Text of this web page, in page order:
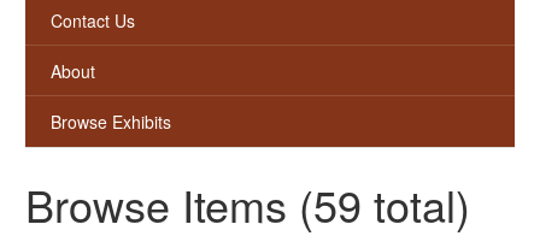
Contact Us
About
Browse Exhibits
Browse Items (59 total)